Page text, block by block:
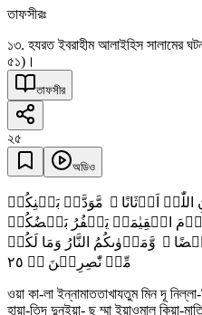
তাফসীরঃ
১৩. হযরত ইবরাহীম আলাইহিস সালামের
৫১)।
তাফসীর
২৫
অডিও
اللّٰہِ اَوۡثَانًا ۙ مَّوَدَّۃَ بَیۡنِکُمۡ
یَوۡمَ الۡقِیٰمَۃِ یَکۡفُرُ بَعۡضُکُمۡ
وَّمَاۡوٰىکُمُ النَّارُ وَمَا لَکُمۡ
مِّنۡ نّٰصِرِیۡنَ ٭ۙ ٢٥
ওয়া কা-লা ইন্নামাততাখাযতুম মিন দূ
হায়া-তিদ দুনইয়া- ছু ম্মা ইয়াওমাল কিয়া-